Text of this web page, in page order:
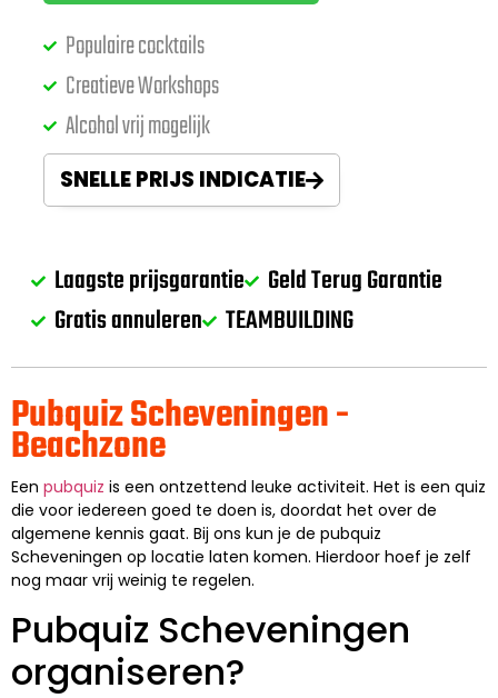
Populaire cocktails
Creatieve Workshops
Alcohol vrij mogelijk
SNELLE PRIJS INDICATIE
Laagste prijsgarantie
Geld Terug Garantie
Gratis annuleren TEAMBUILDING
Pubquiz Scheveningen -
Beachzone
Een pubquiz is een ontzettend leuke activiteit. Het is een quiz
die voor iedereen goed te doen is, doordat het over de
algemene kennis gaat. Bij ons kun je de pubquiz
Scheveningen op locatie laten komen. Hierdoor hoef je zelf
nog maar vrij weinig te regelen.
Pubquiz Scheveningen
organiseren?